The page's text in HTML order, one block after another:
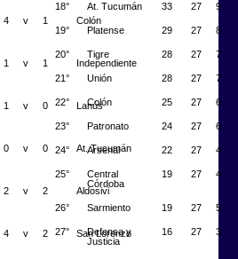
4 v 1 Colón
1 v 1 Independiente
1 v 0 Lanús
0 v 0 At. Tucumán
2 v 2 Aldosivi
4 v 2 San Lorenzo
18° At. Tucumán 33 27 9
19° Platense 29 27 8
20° Tigre 28 27 7
21° Unión 28 27 7
22° Colón 25 27 6
23° Patronato 24 27 6
24° Arsenal 22 27 4
25°
Central
Córdoba
19 27 4
26° Sarmiento 19 27 5
27°
Defensa y
Justicia
16 27 3